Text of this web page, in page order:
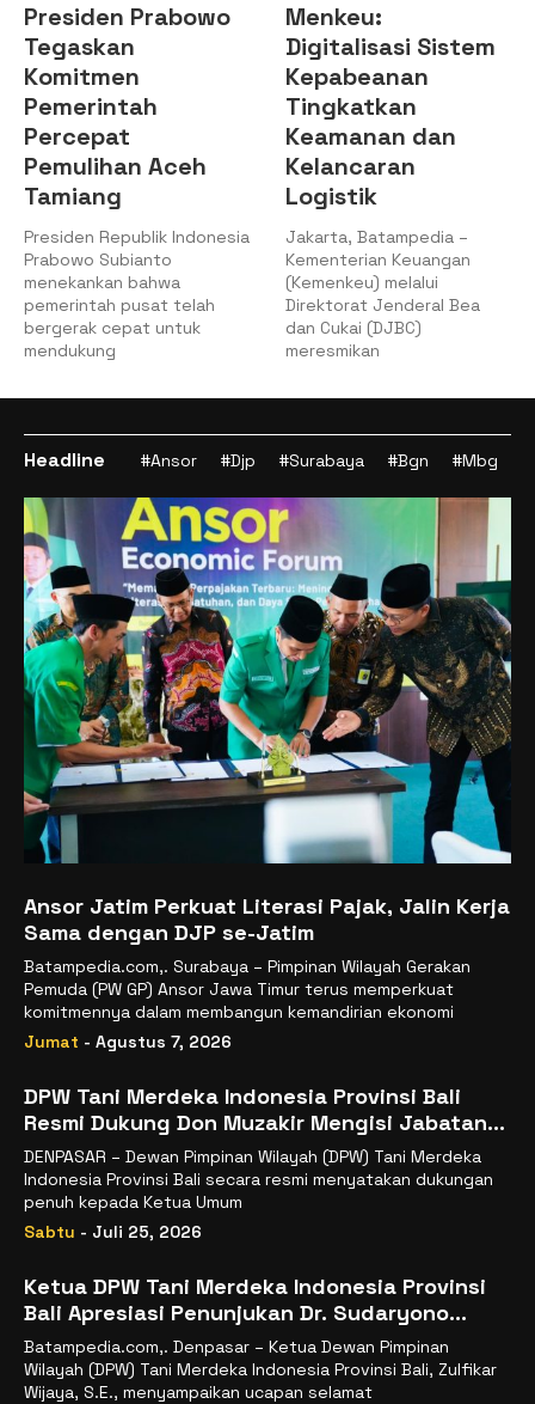
Presiden Prabowo
Tegaskan
Komitmen
Pemerintah
Percepat
Pemulihan Aceh
Tamiang
Presiden Republik Indonesia
Prabowo Subianto
menekankan bahwa
pemerintah pusat telah
bergerak cepat untuk
mendukung
Menkeu:
Digitalisasi Sistem
Kepabeanan
Tingkatkan
Keamanan dan
Kelancaran
Logistik
Jakarta, Batampedia –
Kementerian Keuangan
(Kemenkeu) melalui
Direktorat Jenderal Bea
dan Cukai (DJBC)
meresmikan
Headline #Ansor #Djp #Surabaya #Bgn #Mbg
Ansor Jatim Perkuat Literasi Pajak, Jalin Kerja
Sama dengan DJP se-Jatim
Batampedia.com,. Surabaya – Pimpinan Wilayah Gerakan
Pemuda (PW GP) Ansor Jawa Timur terus memperkuat
komitmennya dalam membangun kemandirian ekonomi
Jumat - Agustus 7, 2026
DPW Tani Merdeka Indonesia Provinsi Bali
Resmi Dukung Don Muzakir Mengisi Jabatan
Wakil Menteri Pertanian RI
DENPASAR – Dewan Pimpinan Wilayah (DPW) Tani Merdeka
Indonesia Provinsi Bali secara resmi menyatakan dukungan
penuh kepada Ketua Umum
Sabtu - Juli 25, 2026
Ketua DPW Tani Merdeka Indonesia Provinsi
Bali Apresiasi Penunjukan Dr. Sudaryono
sebagai Kepala Badan Gizi Nasional
Batampedia.com,. Denpasar – Ketua Dewan Pimpinan
Wilayah (DPW) Tani Merdeka Indonesia Provinsi Bali, Zulfikar
Wijaya, S.E., menyampaikan ucapan selamat